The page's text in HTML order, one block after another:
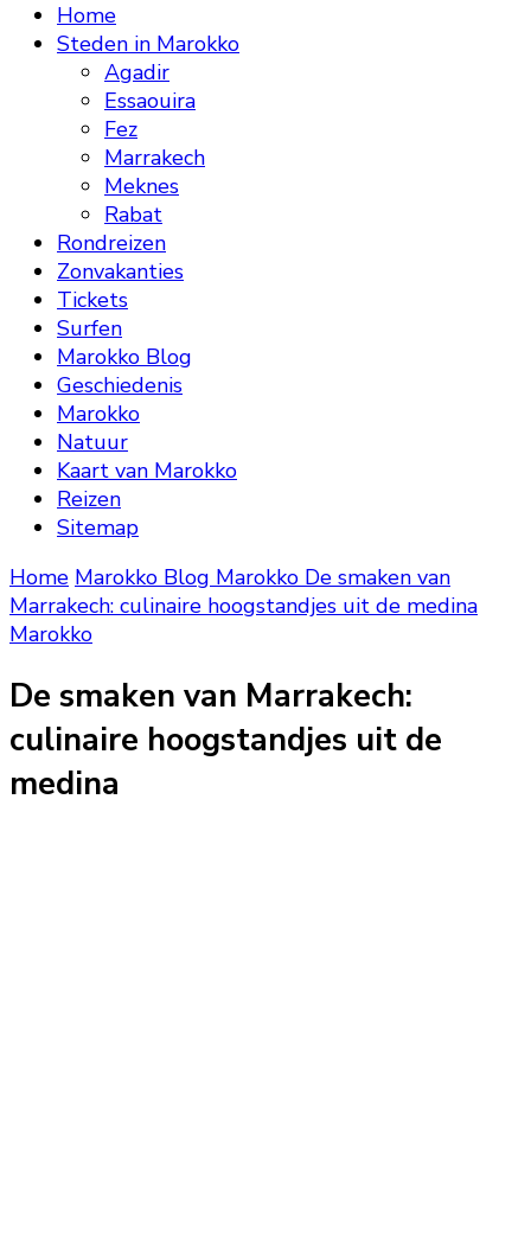
Home
Steden in Marokko
Agadir
Essaouira
Fez
Marrakech
Meknes
Rabat
Rondreizen
Zonvakanties
Tickets
Surfen
Marokko Blog
Geschiedenis
Marokko
Natuur
Kaart van Marokko
Reizen
Sitemap
Home Marokko Blog Marokko De smaken van
Marrakech: culinaire hoogstandjes uit de medina
Marokko
De smaken van Marrakech:
culinaire hoogstandjes uit de
medina